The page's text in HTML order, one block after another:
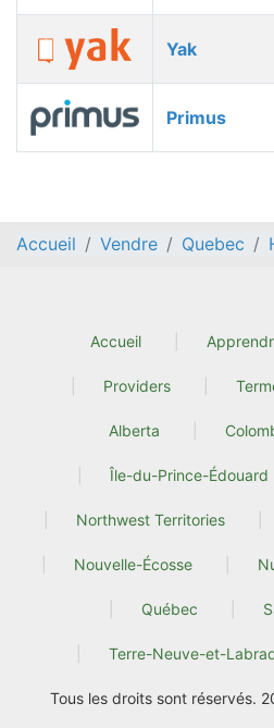
Yak
Primus
Accueil Vendre Quebec
Accueil
Providers
Alberta
Île-du-Prince-Édouard
Northwest Territories
Nouvelle-Écosse
Québec
Terre-Neuve-et-
Tous les droits sont réservés.